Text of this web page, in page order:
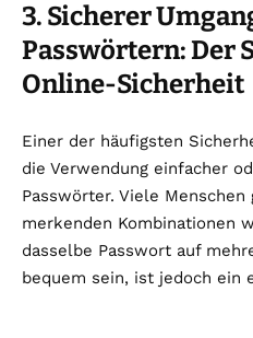
3. Sicherer
Passwörtern: Der
Online-Sicherheit
Einer der häufigsten
die Verwendung einfacher
Passwörter. Viele
merkenden Kombinationen
dasselbe Passwort auf
bequem sein, ist jedoch ein